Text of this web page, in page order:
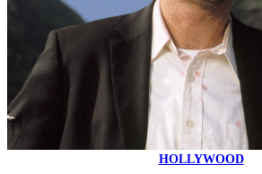
HOLLYWOOD